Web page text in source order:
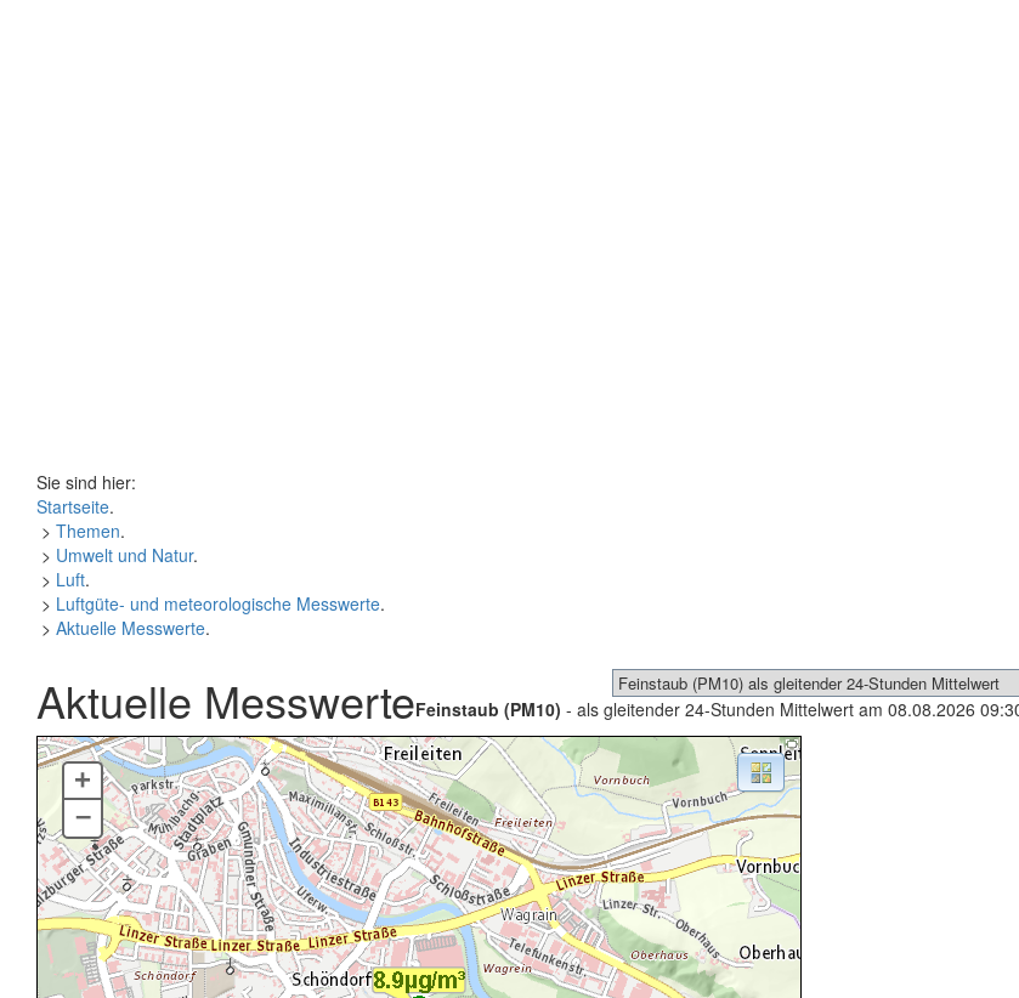
Sie sind hier:
Startseite.
> Themen.
> Umwelt und Natur.
> Luft.
> Luftgüte- und meteorologische Messwerte.
> Aktuelle Messwerte.
Aktuelle MesswerteFeinstaub (PM10) - als gleitender 24-Stunden Mittelwert am 08.08.2026
+
–